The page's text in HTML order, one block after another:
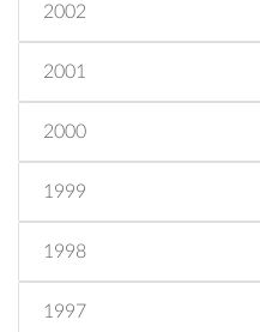
2002
2001
2000
1999
1998
1997